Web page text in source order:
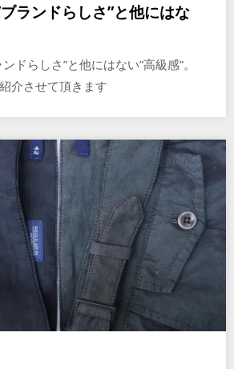
ランドらしさ”と他にはな
ドらしさ”と他にはない”高級感”。
介させて頂きます